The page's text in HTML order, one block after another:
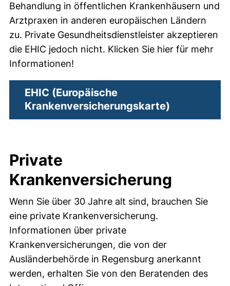
Behandlung in öffentlichen Krankenhäusern und
Arztpraxen in anderen europäischen Ländern
zu. Private Gesundheitsdienstleister akzeptieren
die EHIC jedoch nicht. Klicken Sie hier für mehr
Informationen!
EHIC (Europäische
Krankenversicherungskarte)
Private
Krankenversicherung
Wenn Sie über 30 Jahre alt sind, brauchen Sie
eine private Krankenversicherung.
Informationen über private
Krankenversicherungen, die von der
Ausländerbehörde in Regensburg anerkannt
werden, erhalten Sie von den Beratenden des